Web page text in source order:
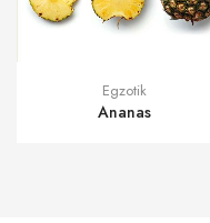
Egzotik
Ananas